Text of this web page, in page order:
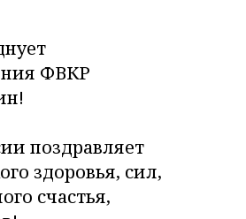
ФВКР
поздравляет
здоровья, сил,
счастья,